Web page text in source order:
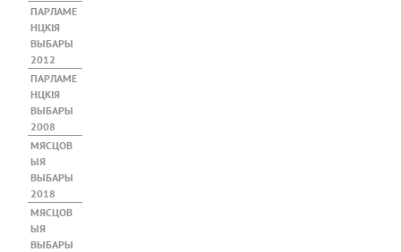
ПАРЛАМЕ
НЦКІЯ
ВЫБАРЫ
2012
ПАРЛАМЕ
НЦКІЯ
ВЫБАРЫ
2008
МЯСЦОВ
ЫЯ
ВЫБАРЫ
2018
МЯСЦОВ
ЫЯ
ВЫБАРЫ